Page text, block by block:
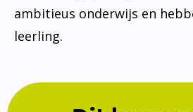
ambitieus onderwijs en
leerling.